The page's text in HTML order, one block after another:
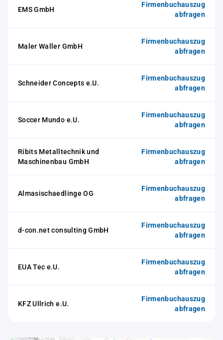
EMS GmbH
Firmenbuchauszug
abfragen
Maler Waller GmbH
Firmenbuchauszug
abfragen
Schneider Concepts e.U.
Firmenbuchauszug
abfragen
Soccer Mundo e.U.
Firmenbuchauszug
abfragen
Ribits Metalltechnik und
Maschinenbau GmbH
Firmenbuchauszug
abfragen
Almasischaedlinge OG
Firmenbuchauszug
abfragen
d-con.net consulting GmbH
Firmenbuchauszug
abfragen
EUA Tec e.U.
Firmenbuchauszug
abfragen
KFZ Ullrich e.U.
Firmenbuchauszug
abfragen